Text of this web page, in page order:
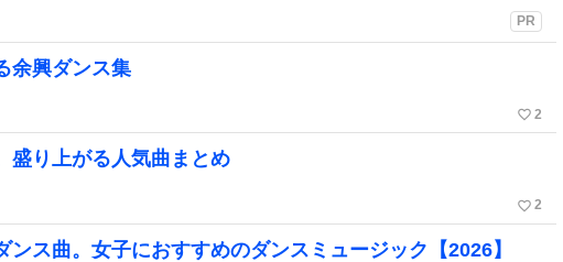
PR
余興ダンス集
favorite_border 2
盛り上がる人気曲まとめ
favorite_border 2
ス曲。女子におすすめのダンスミュージック【2026】